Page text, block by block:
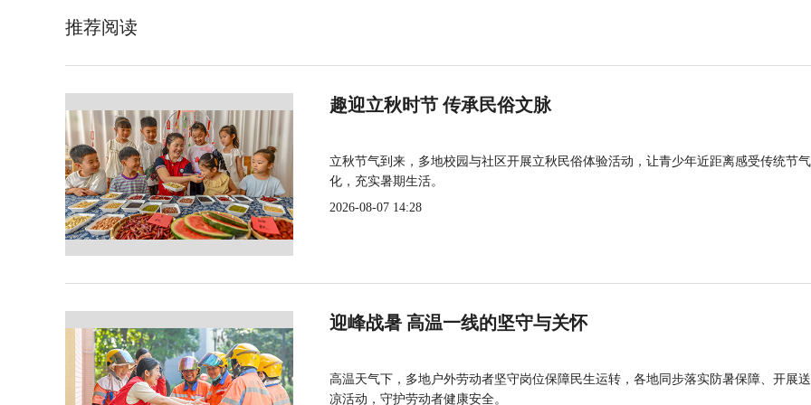
推荐阅读
趣迎立秋时节 传承民俗文脉
立秋节气到来，多地校园与社区开展立秋民俗体验活动，让青少年近距离感受传统节
化，充实暑期生活。
2026-08-07 14:28
迎峰战暑 高温一线的坚守与关怀
高温天气下，多地户外劳动者坚守岗位保障民生运转，各地同步落实防暑保障、开展
凉活动，守护劳动者健康安全。